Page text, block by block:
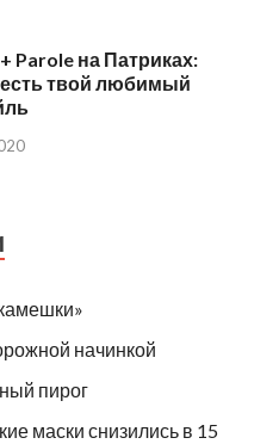
Parole на Патриках:
есть твой любимый
начинкой
пирог
маски снизились в 15